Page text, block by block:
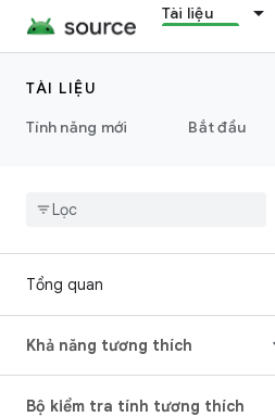
Tài liệu
TÀI LIỆU
Tính năng mới
Bắt đầu
Tổng quan
Khả năng tương thích
Bộ kiểm tra tính tương thích